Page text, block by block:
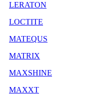
LERATON
LOCTITE
MATEQUS
MATRIX
MAXSHINE
MAXXT